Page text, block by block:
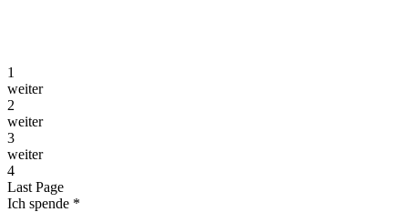
1
weiter
2
weiter
3
weiter
4
Last Page
Ich spende *